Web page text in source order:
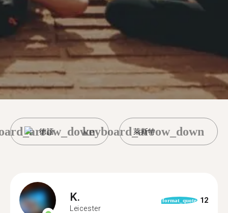
德語 萊斯特
keyboard_arrow_down
K.
Leicester
format_quote 12